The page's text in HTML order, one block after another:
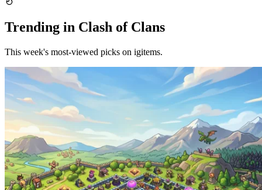
Trending in Clash of Clans
This week's most-viewed picks on igitems.